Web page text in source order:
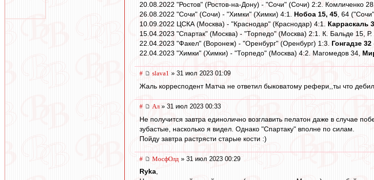
20.08.2022 "Ростов" (Ростов-на-Дону) - "Сочи" (Сочи) 2:2. Комличенко
26.08.2022 "Сочи" (Сочи) - "Химки" (Химки) 4:1. Нобоа 15, 45, 64
10.09.2022 ЦСКА (Москва) - "Краснодар" (Краснодар) 4:1. Карраскаль
15.04.2023 "Спартак" (Москва) - "Торпедо" (Москва) 2:1. К. Бальде 15, Р.
22.04.2023 "Факел" (Воронеж) - "Оренбург" (Оренбург) 1:3. Гонгадзе 32
22.04.2023 "Химки" (Химки) - "Торпедо" (Москва) 4:2. Магомедов 34,
# slava1 » 31 июл 2023 01:09
Жаль корресподент Матча не ответил быковатому рефери,,ты что
# Ал » 31 июл 2023 00:33
Не получится завтра единолично возглавить пелатон даже в случае
зубастые, насколько я видел. Однако "Спартаку" вполне по силам.
Пойду завтра растрясти старые кости :)
# МосфОлд » 31 июл 2023 00:29
Ryka,